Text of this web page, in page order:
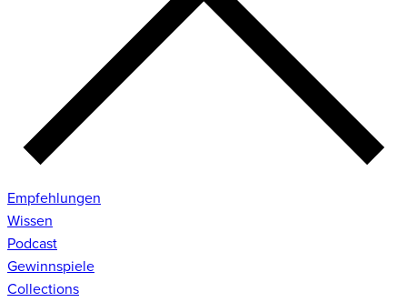
Empfehlungen
Wissen
Podcast
Gewinnspiele
Collections